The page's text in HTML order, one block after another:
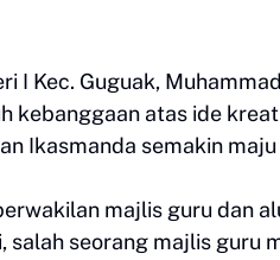
I Kec. Guguak,
kebanggaan atas ide
Ikasmanda semakin maju
majlis guru dan
salah seorang majlis